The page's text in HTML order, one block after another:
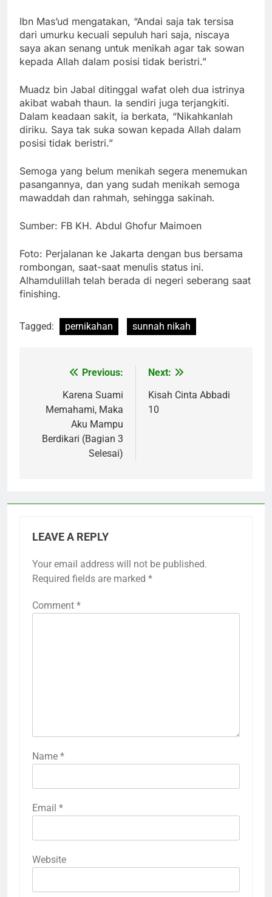
Ibn Mas’ud mengatakan, “Andai saja tak tersisa
dari umurku kecuali sepuluh hari saja, niscaya
saya akan senang untuk menikah agar tak sowan
kepada Allah dalam posisi tidak beristri.”
Muadz bin Jabal ditinggal wafat oleh dua istrinya
akibat wabah thaun. Ia sendiri juga terjangkiti.
Dalam keadaan sakit, ia berkata, “Nikahkanlah
diriku. Saya tak suka sowan kepada Allah dalam
posisi tidak beristri.”
Semoga yang belum menikah segera menemukan
pasangannya, dan yang sudah menikah semoga
mawaddah dan rahmah, sehingga sakinah.
Sumber: FB KH. Abdul Ghofur Maimoen
Foto: Perjalanan ke Jakarta dengan bus bersama
rombongan, saat-saat menulis status ini.
Alhamdulillah telah berada di negeri seberang saat
finishing.
Tagged: pernikahan sunnah nikah
navigation
Previous:
Karena Suami
Memahami, Maka
Aku Mampu
Berdikari (Bagian 3
Selesai)
Next:
Kisah Cinta Abbadi
10
LEAVE A REPLY
Your email address will not be published.
Required fields are marked *
Comment *
Name *
Email *
Website